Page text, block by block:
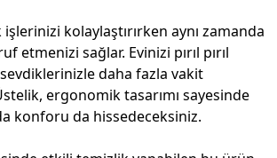
kolaylaştırırken aynı zamanda
etmenizi sağlar. Evinizi pırıl pırıl
daha fazla vakit
ergonomik tasarımı sayesinde
konforu da hissedeceksiniz.